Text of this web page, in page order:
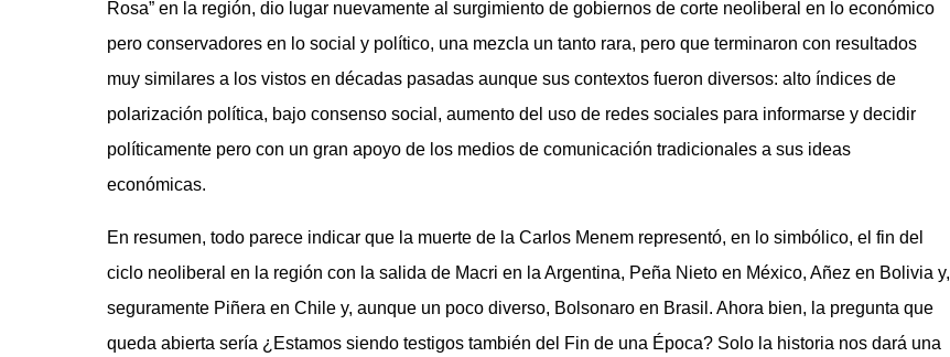
Rosa” en la región, dio lugar nuevamente al surgimiento de gobiernos de corte neoliberal en lo económico
pero conservadores en lo social y político, una mezcla un tanto rara, pero que terminaron con resultados
muy similares a los vistos en décadas pasadas aunque sus contextos fueron diversos: alto índices de
polarización política, bajo consenso social, aumento del uso de redes sociales para informarse y decidir
políticamente pero con un gran apoyo de los medios de comunicación tradicionales a sus ideas
económicas.
En resumen, todo parece indicar que la muerte de la Carlos Menem representó, en lo simbólico, el fin del
ciclo neoliberal en la región con la salida de Macri en la Argentina, Peña Nieto en México, Añez en Bolivia y,
seguramente Piñera en Chile y, aunque un poco diverso, Bolsonaro en Brasil. Ahora bien, la pregunta que
queda abierta sería ¿Estamos siendo testigos también del Fin de una Época? Solo la historia nos dará una